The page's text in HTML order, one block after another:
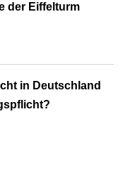
der Eiffelturm
in Deutschland